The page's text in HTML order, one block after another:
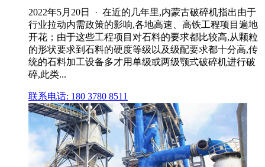
2022年5月20日 · 在近的几年里,内蒙古破碎机指出由于
行业拉动内需政策的影响,各地高速、高铁工程项目遍地
开花；由于这些工程项目对石料的要求都比较高,从颗粒
的形状要求到石料的硬度等级以及级配要求都十分高,传
统的石料加工设备多才用单级或两级颚式破碎机进行破
碎,此类...
联系电话: 180 3780 8511